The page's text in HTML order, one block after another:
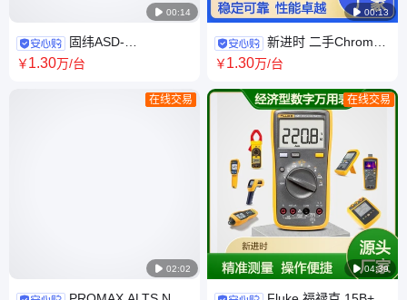
 00:14
固纬ASD-
1150,1300,1600,1900可编程
￥1.30万/台
 02:02
在线交易
 00:13
新进时 二手Chroma
视频图形信号发生器22294 稳
￥1.30万/台
 04:39
在线交易